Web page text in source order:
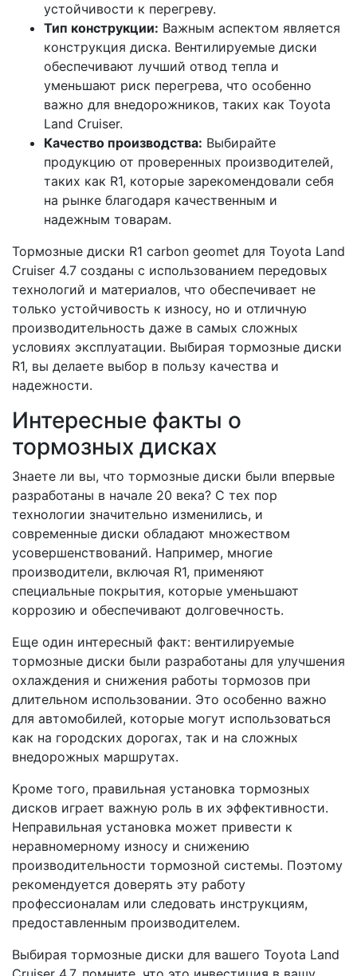
устойчивости к перегреву.
Тип конструкции: Важным аспектом является
конструкция диска. Вентилируемые диски
обеспечивают лучший отвод тепла и
уменьшают риск перегрева, что особенно
важно для внедорожников, таких как Toyota
Land Cruiser.
Качество производства: Выбирайте
продукцию от проверенных производителей,
таких как R1, которые зарекомендовали себя
на рынке благодаря качественным и
надежным товарам.
Тормозные диски R1 carbon geomet для Toyota Land
Cruiser 4.7 созданы с использованием передовых
технологий и материалов, что обеспечивает не
только устойчивость к износу, но и отличную
производительность даже в самых сложных
условиях эксплуатации. Выбирая тормозные диски
R1, вы делаете выбор в пользу качества и
надежности.
Интересные факты о
тормозных дисках
Знаете ли вы, что тормозные диски были впервые
разработаны в начале 20 века? С тех пор
технологии значительно изменились, и
современные диски обладают множеством
усовершенствований. Например, многие
производители, включая R1, применяют
специальные покрытия, которые уменьшают
коррозию и обеспечивают долговечность.
Еще один интересный факт: вентилируемые
тормозные диски были разработаны для улучшения
охлаждения и снижения работы тормозов при
длительном использовании. Это особенно важно
для автомобилей, которые могут использоваться
как на городских дорогах, так и на сложных
внедорожных маршрутах.
Кроме того, правильная установка тормозных
дисков играет важную роль в их эффективности.
Неправильная установка может привести к
неравномерному износу и снижению
производительности тормозной системы. Поэтому
рекомендуется доверять эту работу
профессионалам или следовать инструкциям,
предоставленным производителем.
Выбирая тормозные диски для вашего Toyota Land